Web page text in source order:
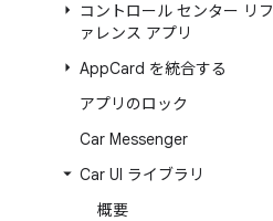
コントロール センター リフ
ァレンス アプリ
AppCard を統合する
アプリのロック
Car Messenger
Car UI ライブラリ
概要